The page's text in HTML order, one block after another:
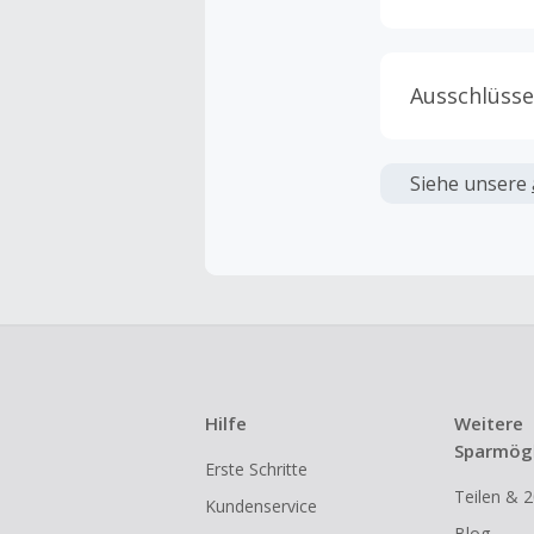
Ausschlüsse
verwendet
Händlern
Siehe unsere
Hilfe
Erste Schritte
Kundenservice
Weitere
Teilen &